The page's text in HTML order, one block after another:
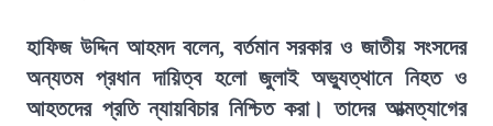
হাফিজ উদ্দিন আহমদ বলেন, বর্তমান সরকার ও জাতীয় সংসদের
অন্যতম প্রধান দায়িত্ব হলো জুলাই অভ্যুত্থানে নিহত ও
আহতদের প্রতি ন্যায়বিচার নিশ্চিত করা। তাদের আত্মত্যাগের